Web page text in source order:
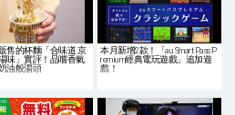
售的杯麵「合味道 京
味」實評！品嚐香氣
油般湯頭
本月新增2款！「au Smart Pass P
remium經典電玩遊戲」追加遊
戲！